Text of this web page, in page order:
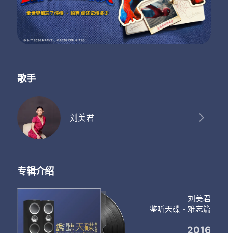
愿赤裸相对时
能够不伤你
当你未放心
或者先不要走得这么近
早这样降生
如基因可以分解再装嵌
重组我什么都不要紧
假使你兴奋
情人如若很好奇
要有被我吓怕的准备
试问谁可洁白无比
但你知一个人
几双手 几双腿 方会令你喜欢我
顺利无阻
你爱我 别管我几双耳朵
共我放心探戈
歌手
刘美君
专辑介绍
刘美君
鉴听天碟 - 难忘篇
2016